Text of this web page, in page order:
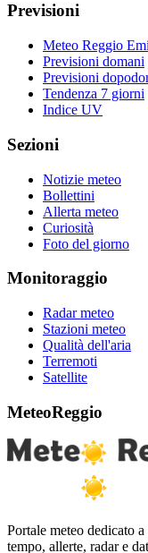
Previsioni
Meteo Reggio
Previsioni domani
Previsioni
Tendenza 7 giorni
Indice UV
Sezioni
Notizie meteo
Bollettini
Allerta meteo
Curiosità
Foto del giorno
Monitoraggio
Radar meteo
Stazioni meteo
Qualità dell'aria
Terremoti
Satellite
MeteoReggio
Portale meteo dedicato
tempo, allerte, radar e